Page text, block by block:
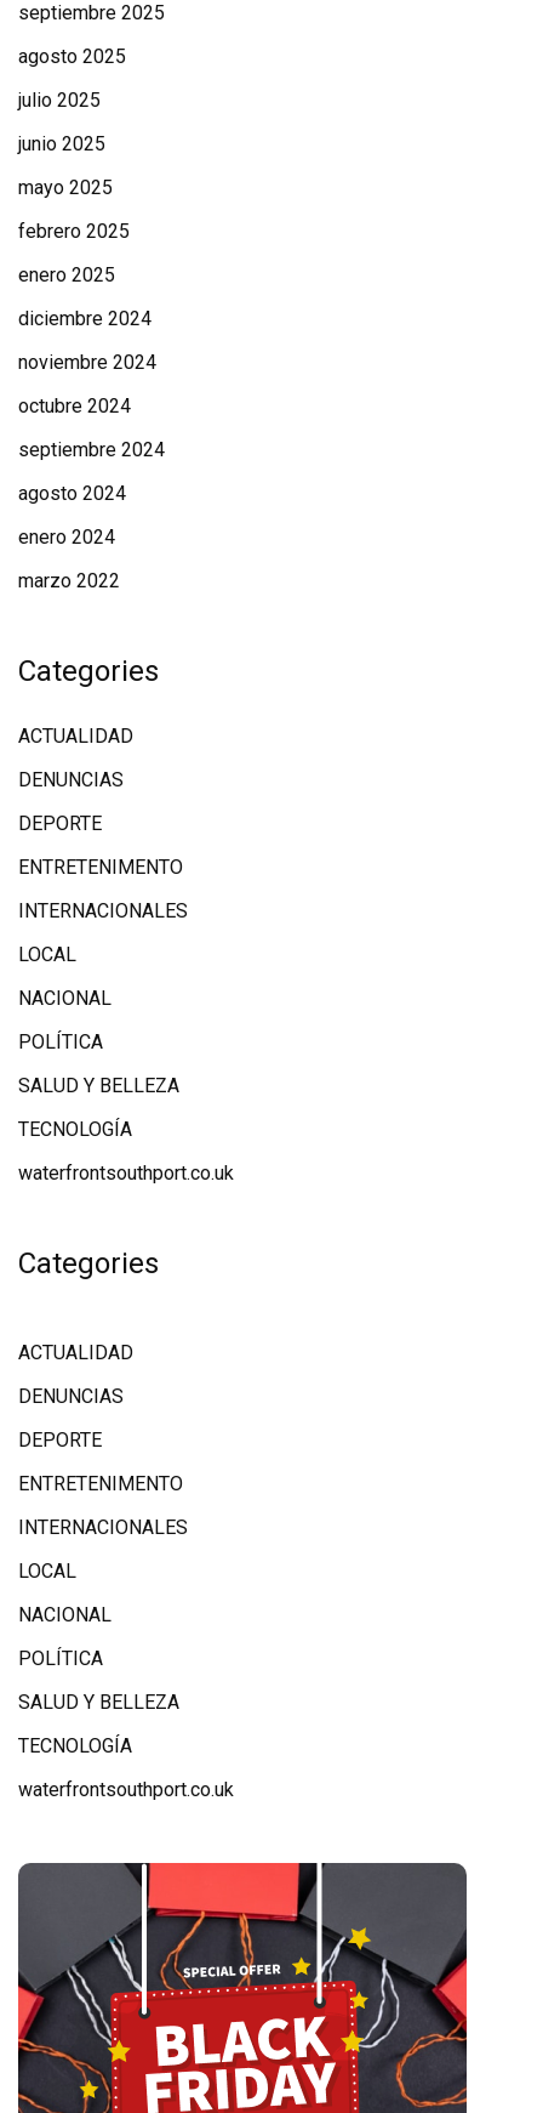
septiembre 2025
agosto 2025
julio 2025
junio 2025
mayo 2025
febrero 2025
enero 2025
diciembre 2024
noviembre 2024
octubre 2024
septiembre 2024
agosto 2024
enero 2024
marzo 2022
Categories
ACTUALIDAD
DENUNCIAS
DEPORTE
ENTRETENIMENTO
INTERNACIONALES
LOCAL
NACIONAL
POLÍTICA
SALUD Y BELLEZA
TECNOLOGÍA
waterfrontsouthport.co.uk
Categories
ACTUALIDAD
DENUNCIAS
DEPORTE
ENTRETENIMENTO
INTERNACIONALES
LOCAL
NACIONAL
POLÍTICA
SALUD Y BELLEZA
TECNOLOGÍA
waterfrontsouthport.co.uk